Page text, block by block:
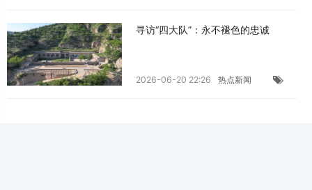
寻访“四大队”：永不褪色的忠诚
2026-06-20 22:26 热点新闻